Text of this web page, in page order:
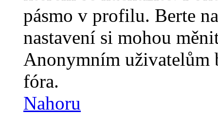
pásmo v profilu. Berte
nastavení si mohou
Anonymním uživatelům
fóra.
Nahoru